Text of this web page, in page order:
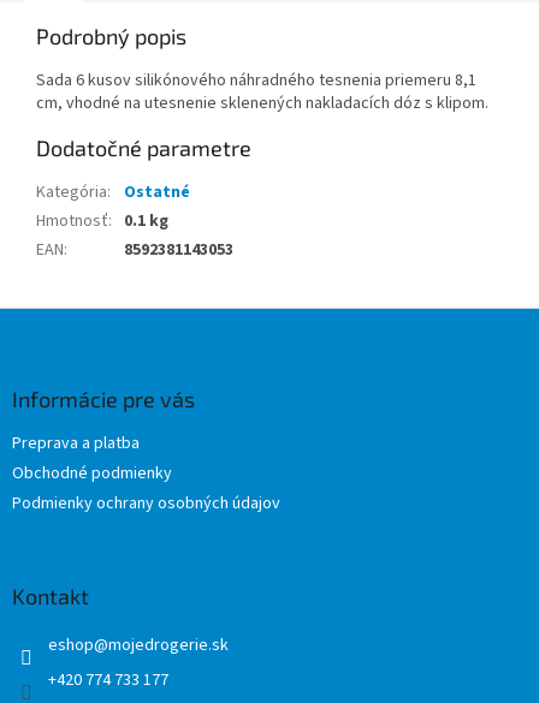
Podrobný popis
Sada 6 kusov silikónového náhradného tesnenia priemeru 8,1
cm, vhodné na utesnenie sklenených nakladacích dóz s klipom.
Dodatočné parametre
Kategória:
Ostatné
Hmotnosť: 0.1 kg
EAN: 8592381143053
Informácie pre vás
Preprava a platba
Obchodné podmienky
Podmienky ochrany osobných údajov
Kontakt
eshop@mojedrogerie.sk
+420 774 733 177